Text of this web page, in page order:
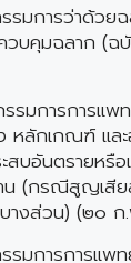
รมการว่าด้วย
วบคุมฉลาก (
รมการการแ
หลักเกณฑ์ แล
บอันตรายหรือ
าน (กรณีสูญเสี
างส่วน) (๒๐
รมการการแ